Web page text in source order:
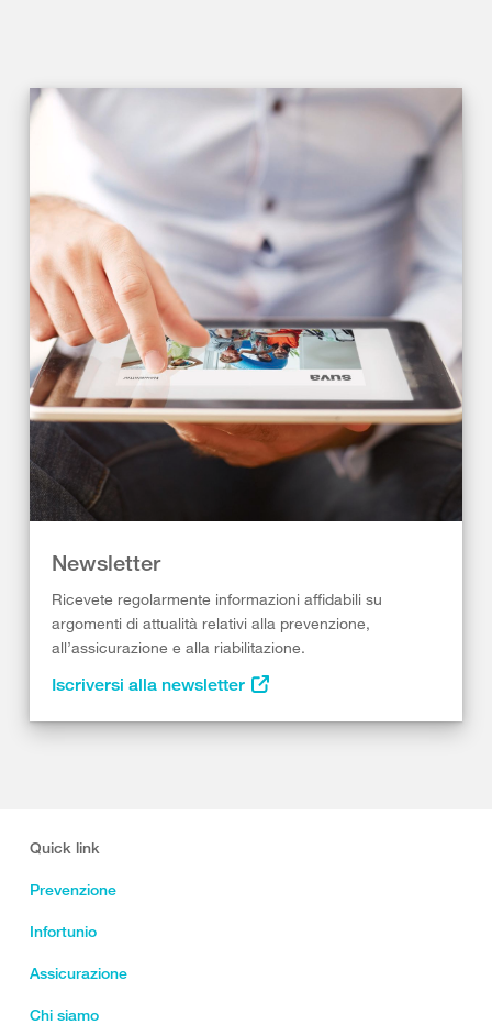
Newsletter
Ricevete regolarmente informazioni affidabili su
argomenti di attualità relativi alla prevenzione,
all’assicurazione e alla riabilitazione.
Iscriversi alla newsletter
Quick link
Prevenzione
Infortunio
Assicurazione
Chi siamo